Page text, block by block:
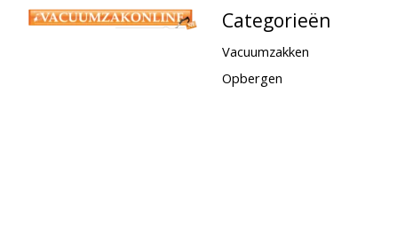
Categorieën
Vacuumzakken
Opbergen